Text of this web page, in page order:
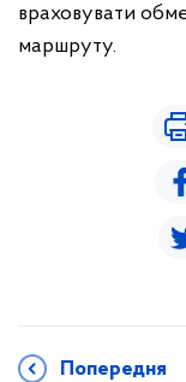
враховувати
маршруту.
Попередня